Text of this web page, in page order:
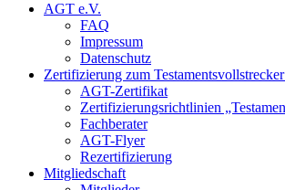
AGT e.V.
FAQ
Impressum
Datenschutz
Zertifizierung zum
AGT-Zertifikat
Zertifizierungsrichtlinien
Fachberater
AGT-Flyer
Rezertifizierung
Mitgliedschaft